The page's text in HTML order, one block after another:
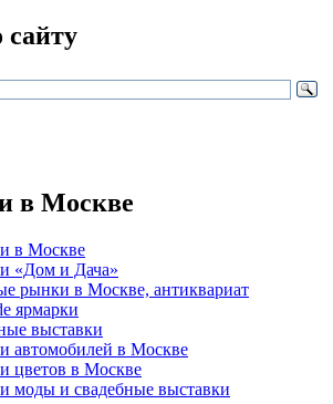
в Москве
в Москве
«Дом и Дача»
рынки в Москве, антиквариат
ярмарки
выставки
автомобилей в Москве
цветов в Москве
моды и свадебные выставки